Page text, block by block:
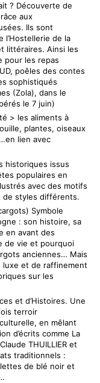
? Découverte de
aux
Ils sont
l’Hostellerie de la
littéraires. Ainsi les
pour les repas
poêles des contes
sophistiqués
(Zola), dans le
le 7 juin)
> les aliments à
plantes, oiseaux
lien avec
historiques issus
populaires en
avec des motifs
de styles différents.
Symbole
: son histoire, sa
en avant des
de vie et pourquoi
anciennes… Mais
luxe et de raffinement
sur les
et d’Histoires. Une
terroir
en mêlant
d’écrits comme La
THUILLIER et
traditionnels :
de blé noir et